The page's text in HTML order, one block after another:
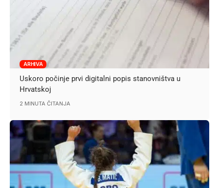
ARHIVA
Uskoro počinje prvi digitalni popis stanovništva u
Hrvatskoj
2 MINUTA ČITANJA